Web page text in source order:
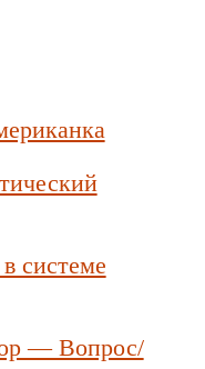
системе
— Вопрос/